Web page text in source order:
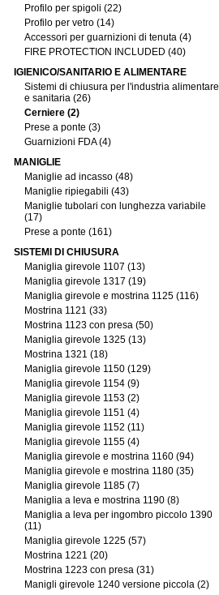
Profilo per spigoli (22)
Profilo per vetro (14)
Accessori per guarnizioni di tenuta (4)
FIRE PROTECTION INCLUDED (40)
IGIENICO/SANITARIO E ALIMENTARE
Sistemi di chiusura per l'industria alimentare
e sanitaria (26)
Cerniere (2)
Prese a ponte (3)
Guarnizioni FDA (4)
MANIGLIE
Maniglie ad incasso (48)
Maniglie ripiegabili (43)
Maniglie tubolari con lunghezza variabile
(17)
Prese a ponte (161)
SISTEMI DI CHIUSURA
Maniglia girevole 1107 (13)
Maniglia girevole 1317 (19)
Maniglia girevole e mostrina 1125 (116)
Mostrina 1121 (33)
Mostrina 1123 con presa (50)
Maniglia girevole 1325 (13)
Mostrina 1321 (18)
Maniglia girevole 1150 (129)
Maniglia girevole 1154 (9)
Maniglia girevole 1153 (2)
Maniglia girevole 1151 (4)
Maniglia girevole 1152 (11)
Maniglia girevole 1155 (4)
Maniglia girevole e mostrina 1160 (94)
Maniglia girevole e mostrina 1180 (35)
Maniglia girevole 1185 (7)
Maniglia a leva e mostrina 1190 (8)
Maniglia a leva per ingombro piccolo 1390
(11)
Maniglia girevole 1225 (57)
Mostrina 1221 (20)
Mostrina 1223 con presa (31)
Manigli girevole 1240 versione piccola (2)